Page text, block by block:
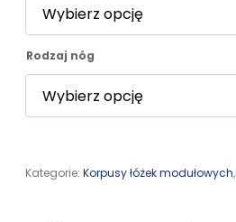
Rodzaj nóg
Kategorie: Korpusy łóżek modułowych,